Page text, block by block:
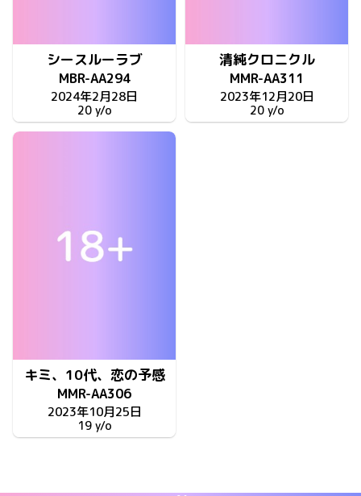
シースルーラブ
MBR-AA294
2024年2月28日
20 y/o
清純クロニクル
MMR-AA311
2023年12月20日
20 y/o
キミ、10代、恋の予感
MMR-AA306
2023年10月25日
19 y/o